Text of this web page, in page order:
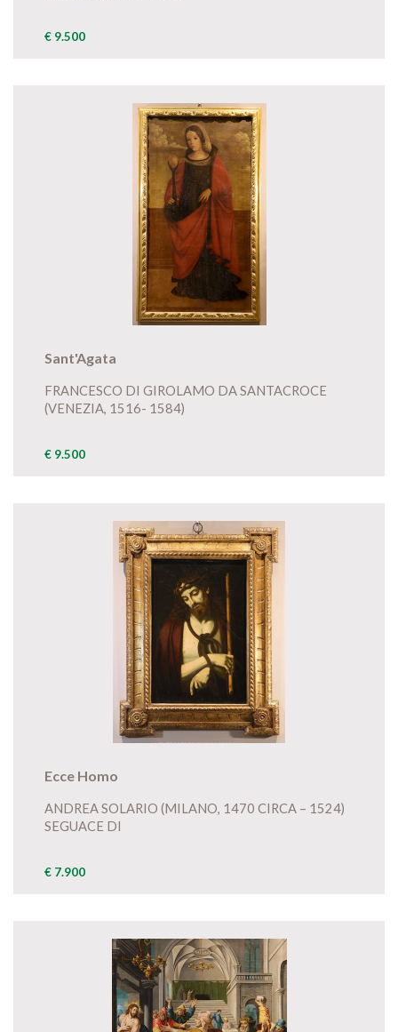
€ 9.500
Sant'Agata
FRANCESCO DI GIROLAMO DA SANTACROCE
(VENEZIA, 1516- 1584)
€ 9.500
Ecce Homo
ANDREA SOLARIO (MILANO, 1470 CIRCA – 1524)
SEGUACE DI
€ 7.900